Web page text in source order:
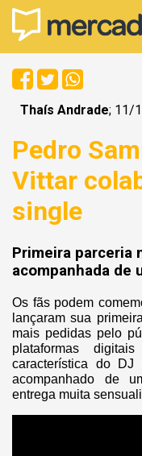
Thaís Andrade; 11/
Pedro
Vittar
single
Primeira parceria
acompanhada de
Os fãs podem
lançaram sua
mais pedidas pelo
plataformas
característica do
acompanhado de
entrega muita